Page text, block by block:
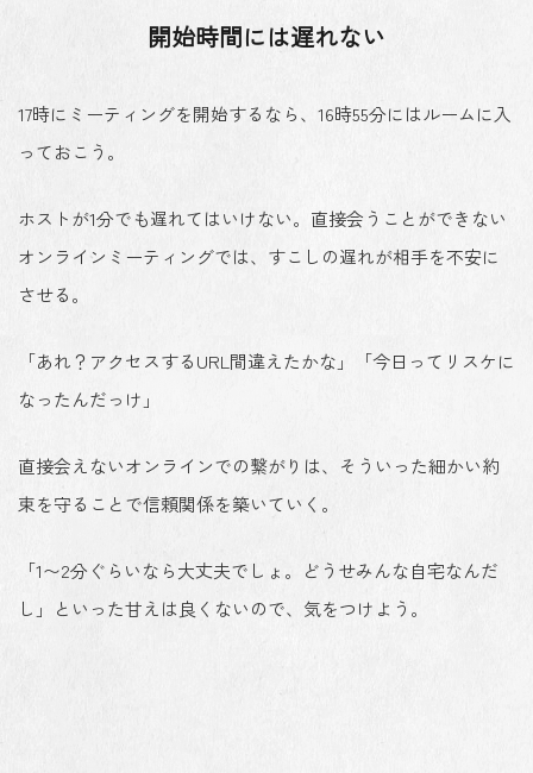
開始時間には遅れない
17時にミーティングを開始するなら、16時55分にはルームに入
っておこう。
ホストが1分でも遅れてはいけない。直接会うことができない
オンラインミーティングでは、すこしの遅れが相手を不安に
させる。
「あれ？アクセスするURL間違えたかな」「今日ってリスケに
なったんだっけ」
直接会えないオンラインでの繋がりは、そういった細かい約
束を守ることで信頼関係を築いていく。
「1〜2分ぐらいなら大丈夫でしょ。どうせみんな自宅なんだ
し」といった甘えは良くないので、気をつけよう。